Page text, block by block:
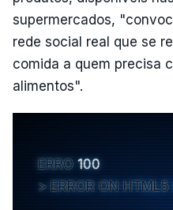
supermercados,
rede social real que se
comida a quem precisa
alimentos".
ERRO 100
ERROR ON